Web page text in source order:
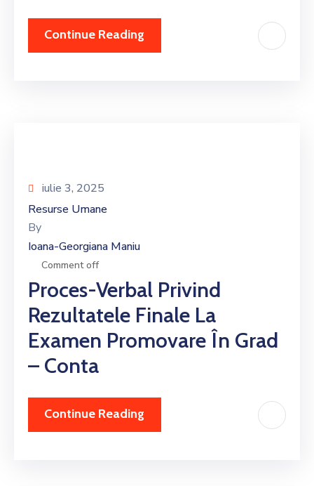
Continue Reading
iulie 3, 2025
Resurse Umane
By
Ioana-Georgiana Maniu
Comment off
Proces-Verbal Privind
Rezultatele Finale La
Examen Promovare În Grad
– Conta
Continue Reading